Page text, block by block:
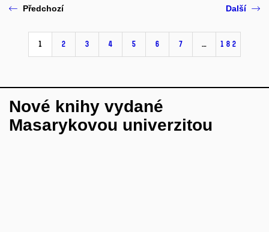
Předchozí
1 2 3 4 5 6 7 … 182
Další
Nové knihy vydané
Masarykovou univerzitou